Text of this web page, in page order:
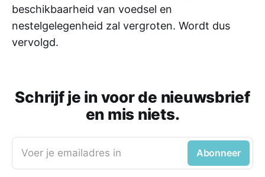
beschikbaarheid van voedsel en
nestelgelegenheid zal vergroten. Wordt dus
vervolgd.
Schrijf je in voor de nieuwsbrief
en mis niets.
Voer je emailadres in Abonneer